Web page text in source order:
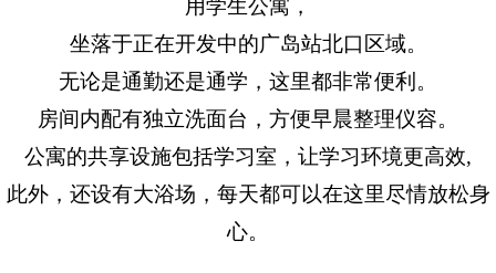
用学生公寓，
坐落于正在开发中的广岛站北口区域。
无论是通勤还是通学，这里都非常便利。
房间内配有独立洗面台，方便早晨整理仪容。
公寓的共享设施包括学习室，让学习环境更高效,
此外，还设有大浴场，每天都可以在这里尽情放松身
心。